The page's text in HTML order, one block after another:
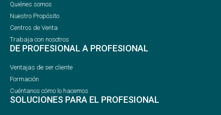
Quiénes somos
Nuestro Propósito
Centros de Venta
Trabaja con nosotros
DE PROFESIONAL A PROFESIONAL
Ventajas de ser cliente
Formación
Cuéntanos cómo lo hacemos
SOLUCIONES PARA EL PROFESIONAL